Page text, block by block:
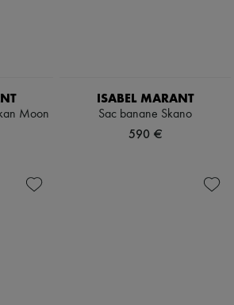
Moon
ISABEL MARANT
Sac banane Skano
590 €